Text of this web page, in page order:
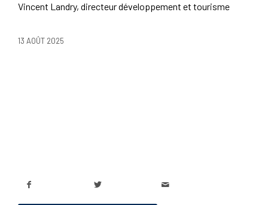
Vincent Landry, directeur développement et tourisme
13 AOÛT 2025